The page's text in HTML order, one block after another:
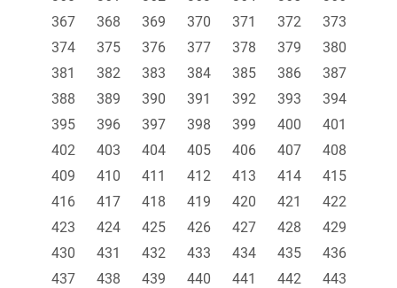
367
368 369 370 371 372
373
374
375 376 377 378 379
380
381
382 383 384 385 386
387
388
389 390 391 392 393
394
395
396 397 398 399 400
401
402
403 404 405 406 407
408
409
410 411 412 413 414
415
416
417 418 419 420 421
422
423
424 425 426 427 428
429
430
431 432 433 434 435
436
437
438 439 440 441 442
443